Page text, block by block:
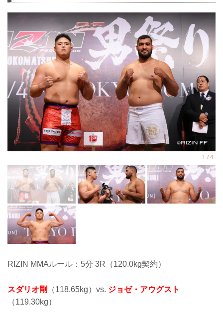
RIZIN MMAルール：5分 3R（120.0kg契約）
スダリオ剛 （118.65kg）vs. ジョゼ・アウグスト
（119.30kg）